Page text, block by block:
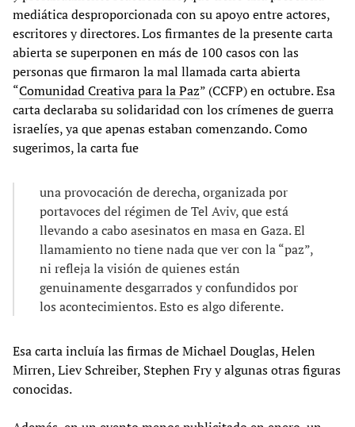
mediática desproporcionada con su apoyo entre actores,
escritores y directores. Los firmantes de la presente carta
abierta se superponen en más de 100 casos con las
personas que firmaron la mal llamada carta abierta
“Comunidad Creativa para la Paz” (CCFP) en octubre. Esa
carta declaraba su solidaridad con los crímenes de guerra
israelíes, ya que apenas estaban comenzando. Como
sugerimos, la carta fue
una provocación de derecha, organizada por
portavoces del régimen de Tel Aviv, que está
llevando a cabo asesinatos en masa en Gaza. El
llamamiento no tiene nada que ver con la “paz”,
ni refleja la visión de quienes están
genuinamente desgarrados y confundidos por
los acontecimientos. Esto es algo diferente.
Esa carta incluía las firmas de Michael Douglas, Helen
Mirren, Liev Schreiber, Stephen Fry y algunas otras figuras
conocidas.